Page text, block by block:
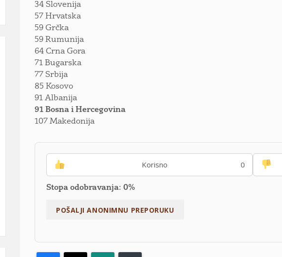
34 Slovenija
57 Hrvatska
59 Grčka
59 Rumunija
64 Crna Gora
71 Bugarska
77 Srbija
85 Kosovo
91 Albanija
91 Bosna i Hercegovina
107 Makedonija
Korisno 0
Stopa odobravanja: 0%